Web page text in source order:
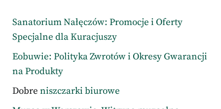
Sanatorium Nałęczów: Promocje i Oferty
Specjalne dla Kuracjuszy
Eobuwie: Polityka Zwrotów i Okresy Gwarancji
na Produkty
Dobre niszczarki biurowe